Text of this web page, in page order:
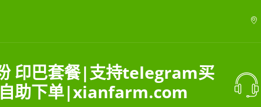
印巴套餐|支持telegram买
助下单|xianfarm.com